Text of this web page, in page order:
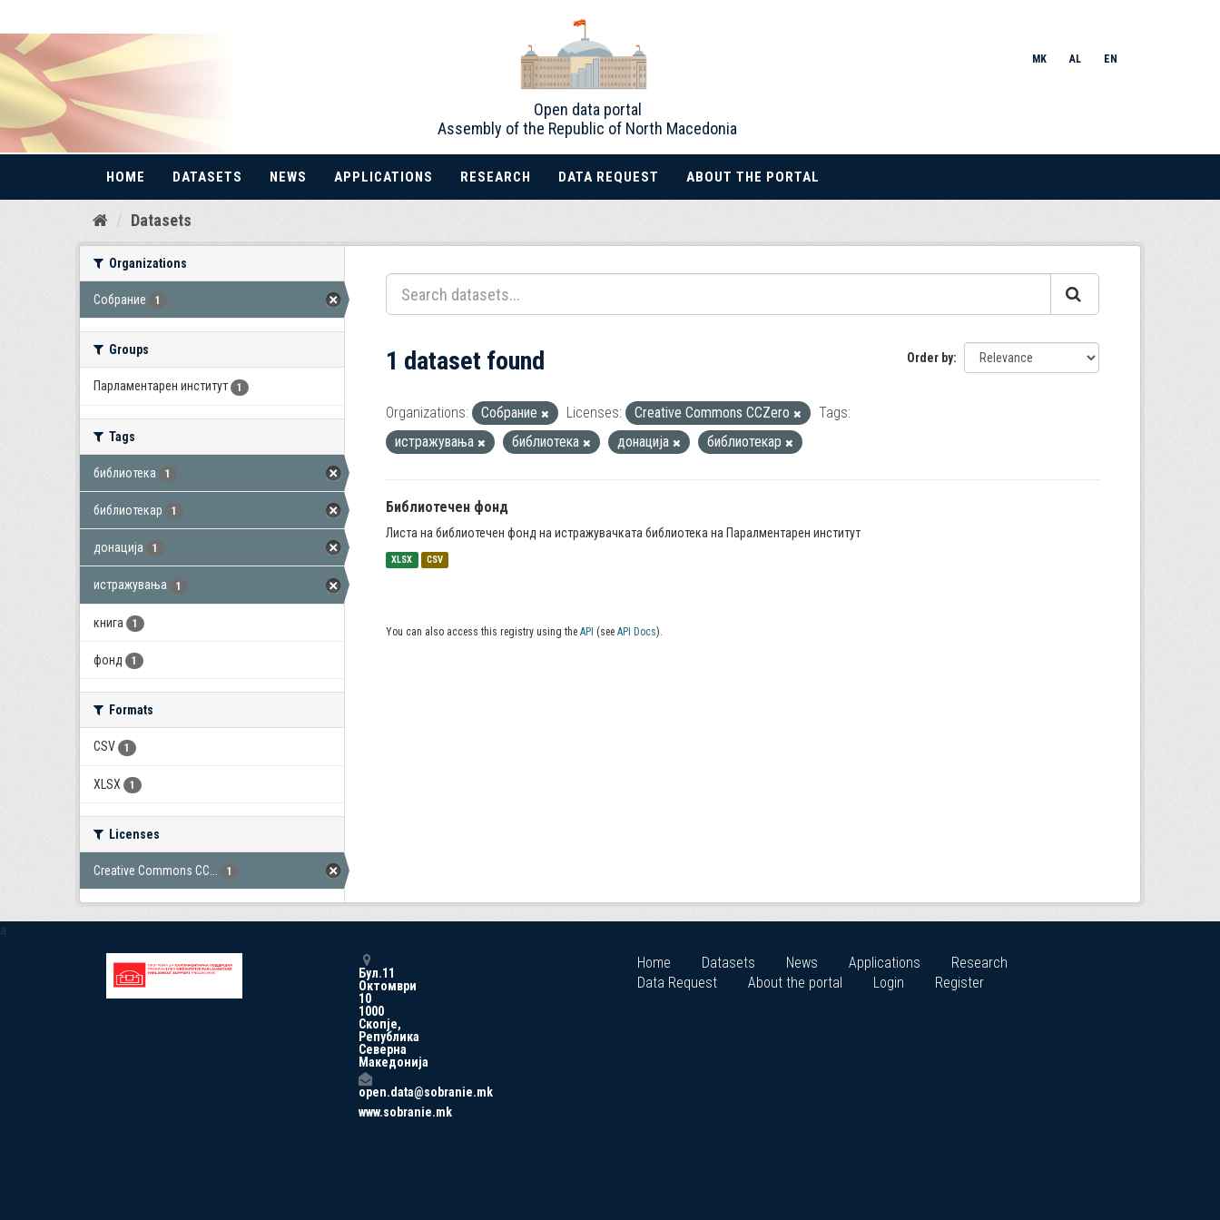
Skip
Open data portal
Assembly of the Republic of North Macedonia
MK AL EN
HOME DATASETS NEWS APPLICATIONS RESEARCH DATA REQUEST ABOUT THE PORTAL
Datasets
Organizations
Собрание 1
Groups
Парламентарен институт 1
Tags
библиотека 1
библиотекар 1
донација 1
истражувања 1
книга 1
фонд 1
Formats
CSV 1
XLSX 1
Licenses
Creative Commons CC... 1
Order by
1 dataset found
Organizations: Собрание Licenses: Creative Commons CCZero
Tags:
истражувања
библиотека донација библиотекар
Библиотечен фонд
Листа на библиотечен фонд на истражувачката библиотека на Паралментарен институт
XLSX CSV
You can also access this registry using the API (see API Docs).
a
Бул.11
Октомври
10
1000
Скопје,
Република
Северна
Македонија
open.data@sobranie.mk
www.sobranie.mk
Home Datasets News Applications
Research
Data Request
About the portal Login Register